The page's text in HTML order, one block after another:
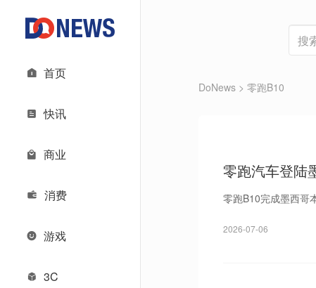
首页
快讯
商业
消费
游戏
3C
DoNews > 零跑B10
零跑汽车登陆
零跑B10完成墨西哥
2026-07-06